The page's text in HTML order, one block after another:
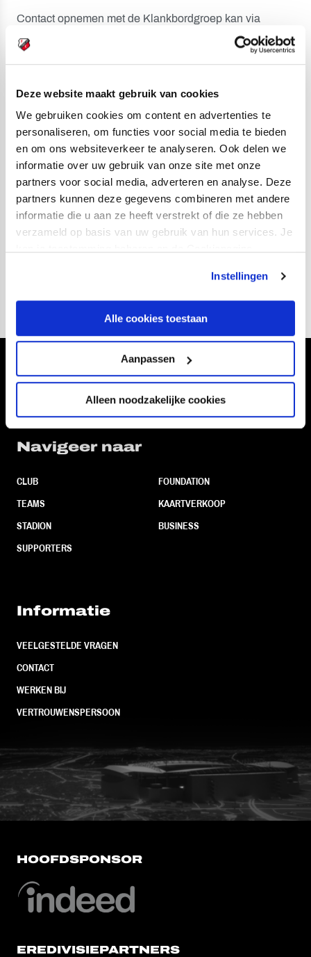
Deze website maakt gebruik van cookies
We gebruiken cookies om content en advertenties te
personaliseren, om functies voor social media te bieden
en om ons websiteverkeer te analyseren. Ook delen we
informatie over uw gebruik van onze site met onze
partners voor social media, adverteren en analyse. Deze
partners kunnen deze gegevens combineren met andere
informatie die u aan ze heeft verstrekt of die ze hebben
verzameld op basis van uw gebruik van hun services. Je
Instellingen
Alle cookies toestaan
Aanpassen
Alleen noodzakelijke cookies
Contact opnemen met de Klankbordgroep kan via
klankbordgroep@fcutrecht.nl
Navigeer naar
CLUB
TEAMS
STADION
SUPPORTERS
FOUNDATION
KAARTVERKOOP
BUSINESS
Informatie
VEELGESTELDE VRAGEN
CONTACT
WERKEN BIJ
VERTROUWENSPERSOON
FC Utrecht<br>vanuit<br>het
HOOFDSPONSOR
EREDIVISIEPARTNERS